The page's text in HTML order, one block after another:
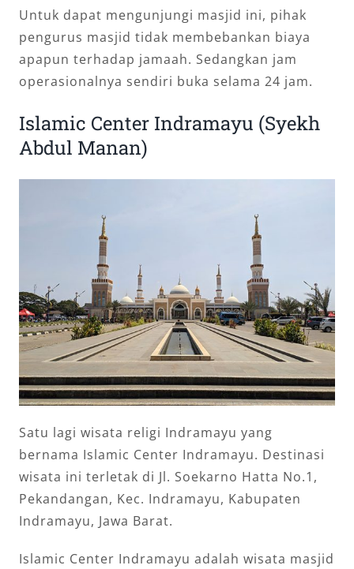
Untuk dapat mengunjungi masjid ini, pihak
pengurus masjid tidak membebankan biaya
apapun terhadap jamaah. Sedangkan jam
operasionalnya sendiri buka selama 24 jam.
Islamic Center Indramayu (Syekh
Abdul Manan)
Satu lagi wisata religi Indramayu yang
bernama Islamic Center Indramayu. Destinasi
wisata ini terletak di Jl. Soekarno Hatta No.1,
Pekandangan, Kec. Indramayu, Kabupaten
Indramayu, Jawa Barat.
Islamic Center Indramayu adalah wisata masjid